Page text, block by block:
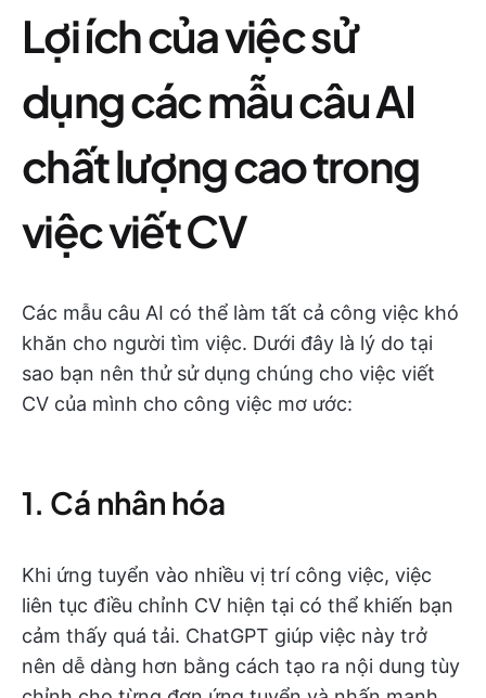
Lợi ích của việc sử
dụng các mẫu câu AI
chất lượng cao trong
việc viết CV
Các mẫu câu AI có thể làm tất cả công việc khó
khăn cho người tìm việc. Dưới đây là lý do tại
sao bạn nên thử sử dụng chúng cho việc viết
CV của mình cho công việc mơ ước:
1. Cá nhân hóa
Khi ứng tuyển vào nhiều vị trí công việc, việc
liên tục điều chỉnh CV hiện tại có thể khiến bạn
cảm thấy quá tải. ChatGPT giúp việc này trở
nên dễ dàng hơn bằng cách tạo ra nội dung tùy